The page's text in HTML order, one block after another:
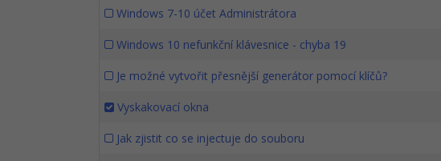
Windows 7-10 účet Administrátora
Windows 10 nefunkční klávesnice - chyba 19
Je možné vytvořit přesnější generátor pomocí klíčů?
Vyskakovací okna
Jak zjistit co se injectuje do souboru